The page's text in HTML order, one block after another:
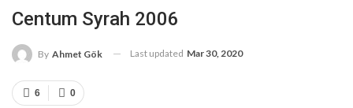
Centum Syrah 2006
By Ahmet Gök Last updated Mar 30, 2020
0
6